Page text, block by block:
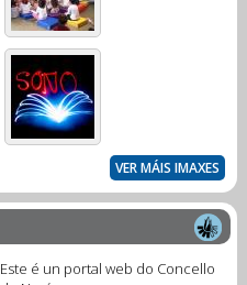
VER MÁIS IMAXES
Este é un portal web do Concello